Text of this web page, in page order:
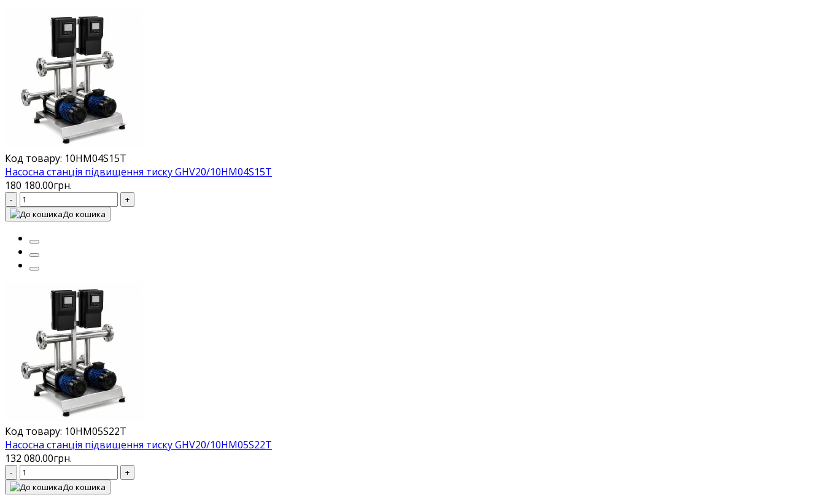
Код товару: 10HM04S15T
Насосна станція підвищення тиску GHV20/10HM04S15T
180 180.00грн.
-
+
До кошика
Код товару: 10HM05S22T
Насосна станція підвищення тиску GHV20/10HM05S22T
132 080.00грн.
-
+
До кошика